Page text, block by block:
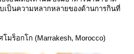
ป็นความหลากหลายของด้านการกินที่
มร็อกโก (Marrakesh, Morocco)